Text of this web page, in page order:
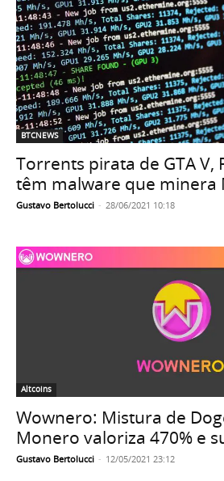
BTCNEWS
Torrents pirata de GTA V,
têm malware que minera
Gustavo Bertolucci - 28/06/2021 10:18
Altcoins
Wownero: Mistura de
Monero valoriza 470% e
Gustavo Bertolucci - 12/05/2021 23:12